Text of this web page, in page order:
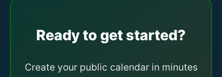
Ready to get started?
Create your public calendar in minutes